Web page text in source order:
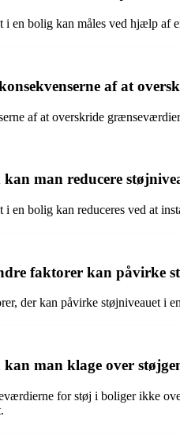
i en bolig kan måles ved hjælp af
af at
af at overskride
man reducere
i en bolig kan reduceres ved at
faktorer kan påvirke
der kan påvirke støjniveauet i
man klage over
for støj i boliger ikke